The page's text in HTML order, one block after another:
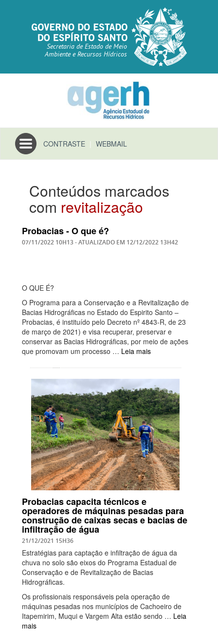
Secretaria de Estado de Meio
Ambiente e Recursos Hídricos
Toggle
navigation
CONTRASTE | WEBMAIL
Conteúdos marcados
com revitalização
Probacias - O que é?
07/11/2022 10H13- ATUALIZADO EM 12/12/2022 13H42
O QUE É?
O Programa para a Conservação e a Revitalização de
Bacias Hidrográficas no Estado do Espirito Santo –
Probacias, é instituído pelo Decreto nº 4843-R, de 23
de março de 2021) e visa recuperar, preservar e
conservar as Bacias Hidrográficas, por meio de ações
que promovam um processo … Leia mais
Probacias capacita técnicos e
operadores de máquinas pesadas para
construção de caixas secas e bacias de
infiltração de água
21/12/2021 15H36
Estratégias para captação e infiltração de água da
chuva no solo são eixos do Programa Estadual de
Conservação e de Revitalização de Bacias
Hidrográficas.
Os profissionais responsáveis pela operação de
máquinas pesadas nos municípios de Cachoeiro de
Itapemirim, Muqui e Vargem Alta estão sendo … Leia
mais